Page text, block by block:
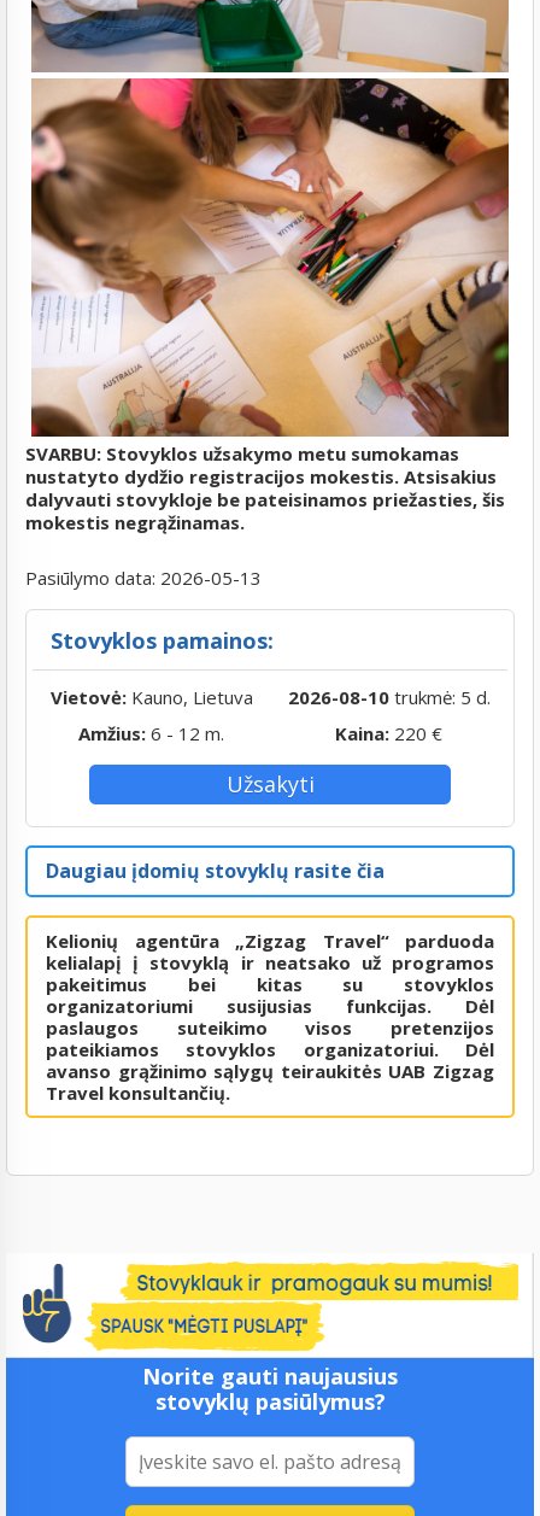
SVARBU: Stovyklos užsakymo metu sumokamas
nustatyto dydžio registracijos mokestis. Atsisakius
dalyvauti stovykloje be pateisinamos priežasties, šis
mokestis negrąžinamas.
Pasiūlymo data: 2026-05-13
Stovyklos pamainos:
Vietovė: Kauno, Lietuva 2026-08-10 trukmė: 5 d.
Amžius: 6 - 12 m. Kaina: 220 €
Užsakyti
Daugiau įdomių stovyklų rasite čia
Kelionių agentūra „Zigzag Travel“ parduoda
kelialapį į stovyklą ir neatsako už programos
pakeitimus bei kitas su stovyklos
organizatoriumi susijusias funkcijas. Dėl
paslaugos suteikimo visos pretenzijos
pateikiamos stovyklos organizatoriui. Dėl
avanso grąžinimo sąlygų teiraukitės UAB Zigzag
Travel konsultančių.
Norite gauti naujausius
stovyklų pasiūlymus?